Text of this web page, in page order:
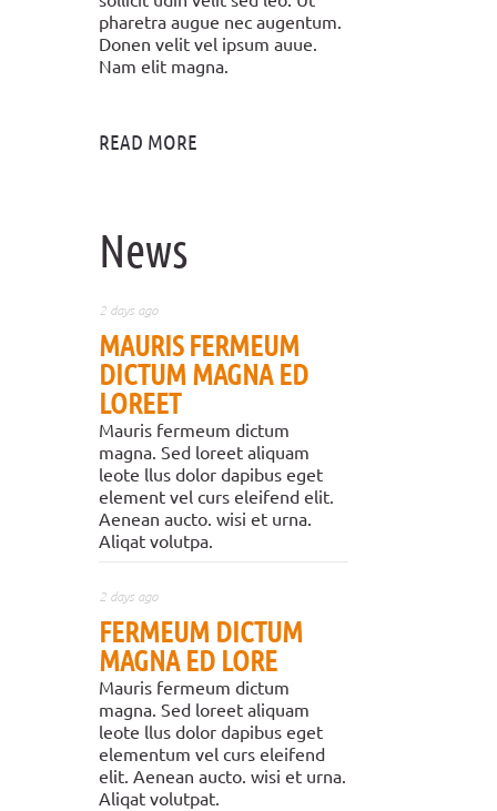
pharetra augue nec augentum.
Donen velit vel ipsum auue.
Nam elit magna.
READ MORE
News
2 days ago
MAURIS FERMEUM
DICTUM MAGNA ED
LOREET
Mauris fermeum dictum
magna. Sed loreet aliquam
leote llus dolor dapibus eget
element vel curs eleifend elit.
Aenean aucto. wisi et urna.
Aliqat volutpa.
2 days ago
FERMEUM DICTUM
MAGNA ED LORE
Mauris fermeum dictum
magna. Sed loreet aliquam
leote llus dolor dapibus eget
elementum vel curs eleifend
elit. Aenean aucto. wisi et urna.
Aliqat volutpat.